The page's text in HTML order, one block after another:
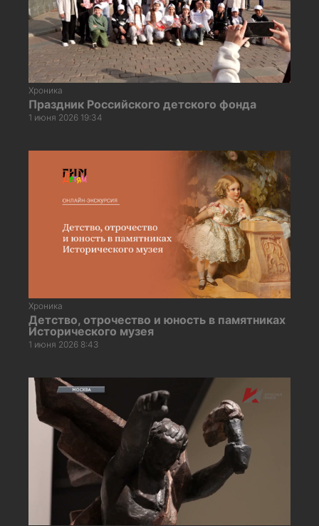
Хроника
Праздник Российского детского фонда
1 июня 2026 19:34
Хроника
Детство, отрочество и юность в памятниках
Исторического музея
1 июня 2026 8:43